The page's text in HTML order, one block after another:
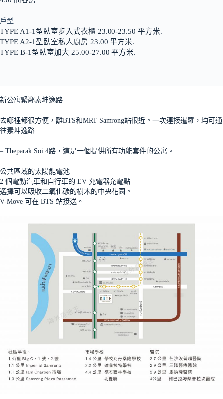
戶型
TYPE A1-1型臥室步入式衣櫃 23.00-23.50 平方米.
TYPE A2-1型臥室私人廚房 23.00 平方米.
TYPE B-1型臥室加大 25.00-27.00 平方米.
新公寓緊鄰素坤逸路
去哪裡都很方便，離BTS和MRT Samrong站很近。一次連接暹羅，均可通
往素坤逸路
– Theparak Soi 4路，這是一個提供所有功能套件的公寓。
公共區域的太陽能電池
2 個電動汽車和自行車的 EV 充電器充電點
選擇可以吸收二氧化碳的樹木的中央花園。
V-Move 可在 BTS 站接送。